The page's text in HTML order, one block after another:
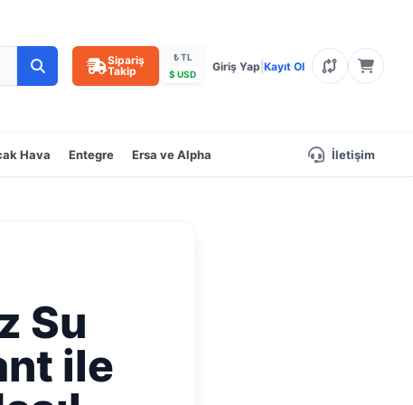
Sipariş
Takip
₺ TL
$ USD
Giriş Yap Kayıt Ol
Hava Entegre Ersa ve Alpha İletişim
Su
ile